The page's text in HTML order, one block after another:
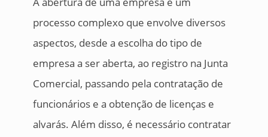
processo complexo que envolve diversos
aspectos, desde a escolha do tipo de
empresa a ser aberta, ao registro na Junta
Comercial, passando pela contratação de
funcionários e a obtenção de licenças e
alvarás. Além disso, é necessário contratar